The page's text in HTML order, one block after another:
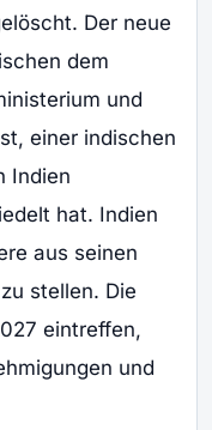
Der neue
dem
und
einer indischen
Indien
hat. Indien
aus seinen
stellen. Die
eintreffen,
und